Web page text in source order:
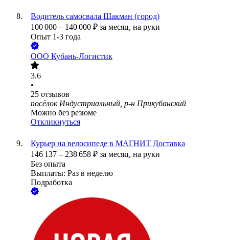
Водитель самосвала Шакман (город)
100 000 – 140 000 ₽ за месяц, на руки
Опыт 1-3 года
ООО Кубань-Логистик
3.6
•
25 отзывов
посёлок Индустриальный, р-н Прикубанский
Можно без резюме
Откликнуться
Курьер на велосипеде в МАГНИТ Доставка
146 137 – 238 658 ₽ за месяц, на руки
Без опыта
Выплаты: Раз в неделю
Подработка